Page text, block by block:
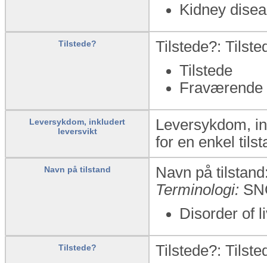
Kidney
Tilstede?
Tilstede?:
Tilstede
Fraværende
Leversykdom, inkludert
leversvikt
Leversykdom,
for en enkel
Navn på tilstand
Navn på
Terminologi:
Disorder of
Tilstede?
Tilstede?: